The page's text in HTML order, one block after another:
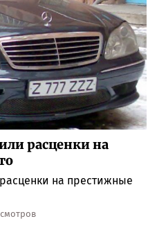
расценки на
на престижные